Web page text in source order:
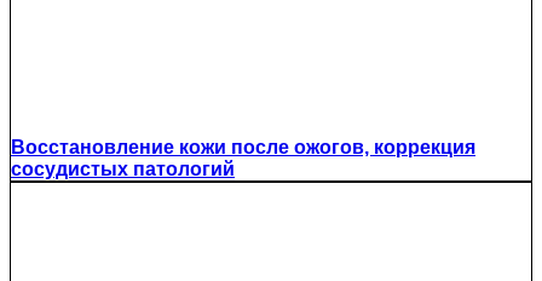
Восстановление кожи после ожогов, коррекция
сосудистых патологий